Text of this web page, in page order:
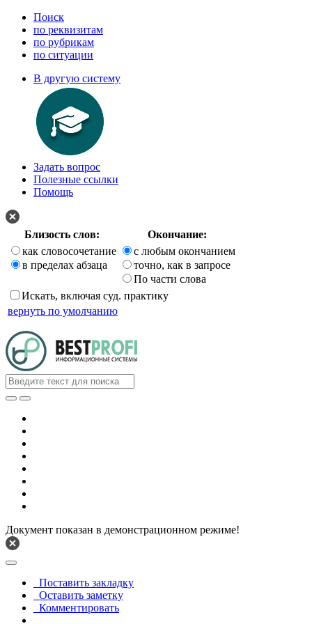
Поиск
по реквизитам
по рубрикам
по ситуации
В другую систему
Задать вопрос
Полезные ссылки
Помощь
Близость слов:
Окончание:
как словосочетание
в пределах абзаца
с любым окончанием
точно, как в запросе
По части слова
Искать, включая суд. практику
вернуть по умолчанию
Документ показан в демонстрационном режиме!
Поставить закладку
Оставить заметку
Комментировать